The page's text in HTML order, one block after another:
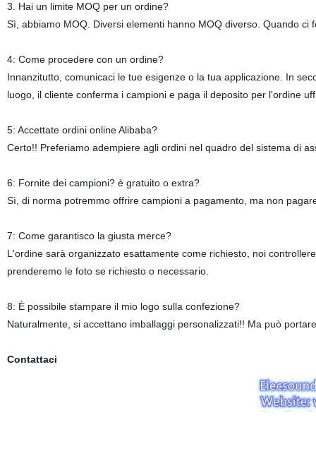
3. Hai un limite MOQ per un ordine?
Sì, abbiamo MOQ. Diversi elementi hanno MOQ diverso. Quando
4: Come procedere con un ordine?
Innanzitutto, comunicaci le tue esigenze o la tua applicazione. In
luogo, il cliente conferma i campioni e paga il deposito per l'ordine
5: Accettate ordini online Alibaba?
Certo!! Preferiamo adempiere agli ordini nel quadro del sistema di
6: Fornite dei campioni? è gratuito o extra?
Sì, di norma potremmo offrire campioni a pagamento, ma non
7: Come garantisco la giusta merce?
L'ordine sarà organizzato esattamente come richiesto, noi
prenderemo le foto se richiesto o necessario.
8: È possibile stampare il mio logo sulla confezione?
Naturalmente, si accettano imballaggi personalizzati!! Ma può
Contattaci